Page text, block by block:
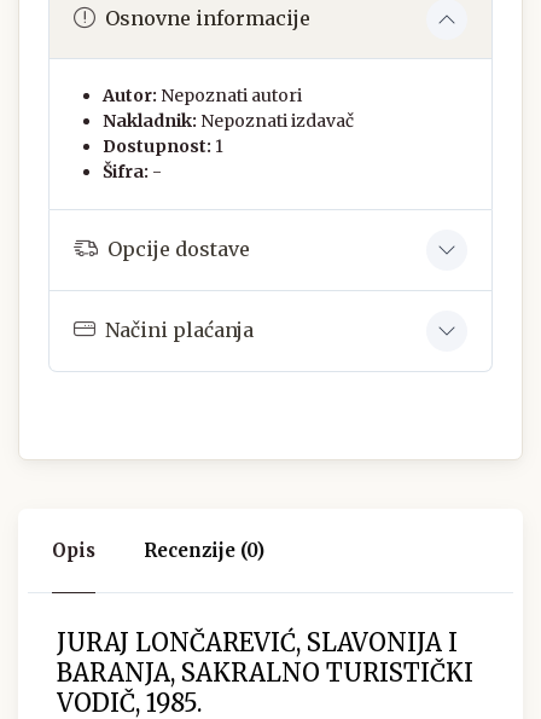
Osnovne informacije
Autor: Nepoznati autori
Nakladnik: Nepoznati izdavač
Dostupnost: 1
Šifra: -
Opcije dostave
Načini plaćanja
Opis Recenzije (0)
JURAJ LONČAREVIĆ, SLAVONIJA I
BARANJA, SAKRALNO TURISTIČKI
VODIČ, 1985.